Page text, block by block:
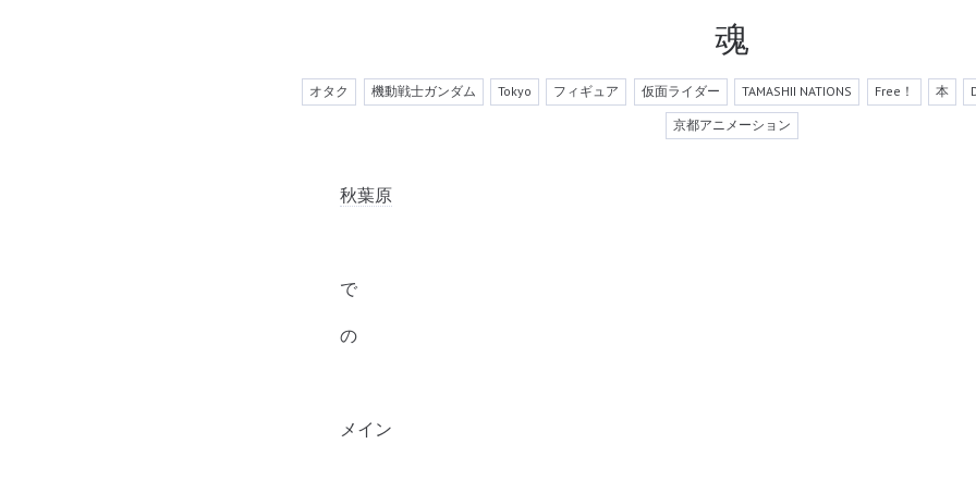
魂
オタク 機動戦士ガンダム Tokyo フィギュア 仮面ライダー TAMASHII NATIONS Free！ 本
京都アニメーション
秋葉原
で
の
メイン